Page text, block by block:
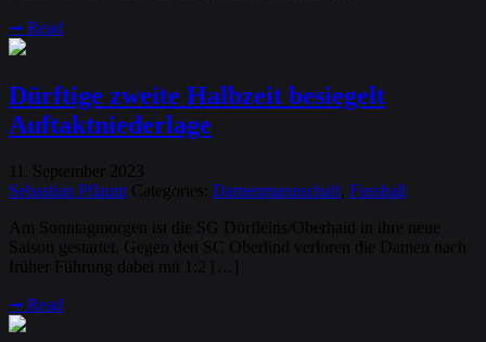
➞ Read
Dürftige zweite Halbzeit besiegelt
Auftaktniederlage
September
2023
Sebastian Pflaum Categories: Damenmannschaft Fussball
Am Sonntagmorgen ist die SG Dörfleins/Oberhaid in ihre neue
Saison gestartet. Gegen den SC Oberlind verloren die Damen nach
früher Führung dabei mit 1:2 […]
➞ Read